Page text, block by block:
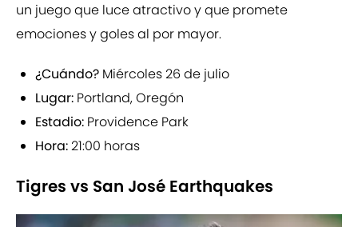
un juego que luce atractivo y que promete
emociones y goles al por mayor.
¿Cuándo? Miércoles 26 de julio
Lugar: Portland, Oregón
Estadio: Providence Park
Hora:21:00 horas
Tigres vs San José Earthquakes